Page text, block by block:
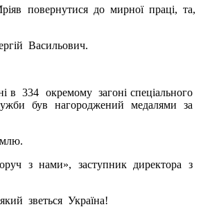
повернутися до мирної праці, та,
Васильович.
334 окремому загоні спеціального
був нагороджений медалями за
з нами», заступник директора з
зветься Україна!